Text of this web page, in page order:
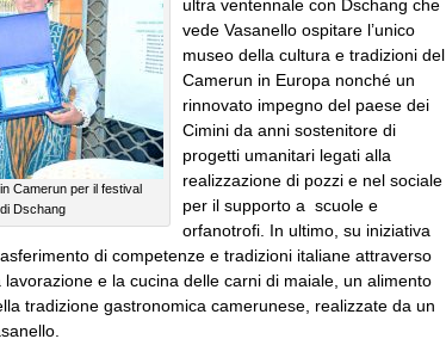
Camerun per il festival
Dschang
ultra ventennale con Dschang che
vede Vasanello ospitare l’unico
museo della cultura e tradizioni del
Camerun in Europa nonché un
rinnovato impegno del paese dei
Cimini da anni sostenitore di
progetti umanitari legati alla
realizzazione di pozzi e nel sociale
per il supporto a scuole e
orfanotrofi. In ultimo, su iniziativa
di competenze e tradizioni italiane attraverso
e la cucina delle carni di maiale, un alimento
tradizione gastronomica camerunese, realizzate da un